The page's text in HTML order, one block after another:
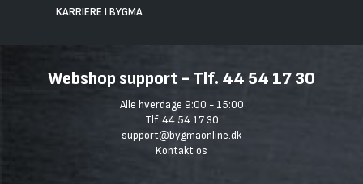
KARRIERE I BYGMA
Webshop support - Tlf. 44 54 17 30
Alle hverdage 9:00 - 15:00
Tlf. 44 54 17 30
support@bygmaonline.dk
Kontakt os